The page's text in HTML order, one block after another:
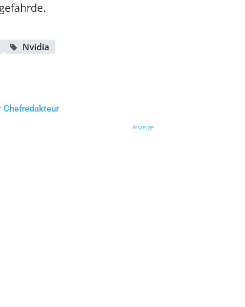
Nvidia
Chefredakteur
Anzeige